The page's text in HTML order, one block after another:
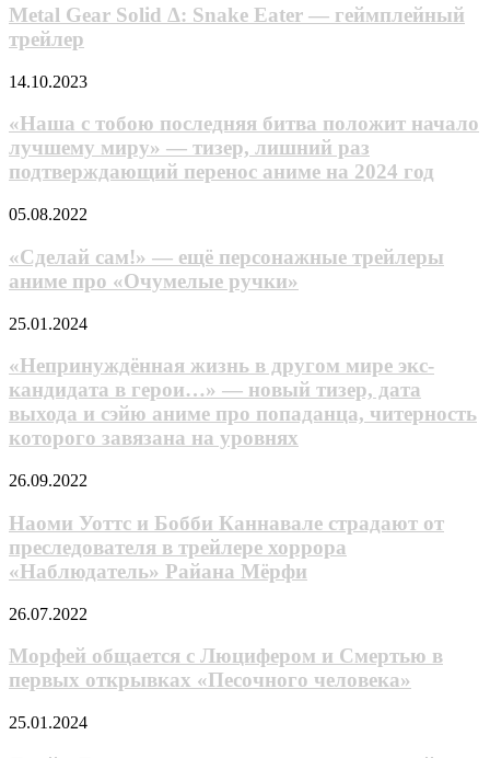
отрывке
из
«Элвиса»
Solid
Δ:
Snake
—
трейлер
Metal Gear Solid Δ: Snake Eater — геймплейный
трейлер
«Наша
тобою
битва
положит
лучшему
—
тизер,
раз
перенос
аниме
на
2024
год
14.10.2023
«Наша c тобою последняя битва положит начало
лучшему миру» — тизер, лишний раз
подтверждающий перенос аниме на 2024 год
«Сделай
—
ещё
персонажные
аниме
«Очумелые
ручки»
05.08.2022
«Сделай сам!» — ещё персонажные трейлеры
аниме про «Очумелые ручки»
«Непринуждённая
в
другом
мире
экс-
кандидата
герои…»
новый
дата
выхода
сэйю
про
попаданца,
читерность
которого
25.01.2024
«Непринуждённая жизнь в другом мире экс-
кандидата в герои…» — новый тизер, дата
выхода и сэйю аниме про попаданца, читерность
которого завязана на уровнях
Наоми
и
Бобби
Каннавале
страдают
преследователя
трейлере
хоррора
«Наблюдатель»
Райана
26.09.2022
Наоми Уоттс и Бобби Каннавале страдают от
преследователя в трейлере хоррора
«Наблюдатель» Райана Мёрфи
Морфей
с
Люцифером
и
в
26.07.2022
Морфей общается с Люцифером и Смертью в
первых открывках «Песочного человека»
Джейк
25.01.2024